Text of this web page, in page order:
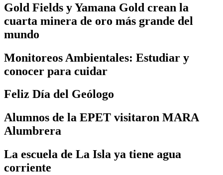
Gold Fields y Yamana Gold crean la
cuarta minera de oro más grande del
mundo
Monitoreos Ambientales: Estudiar y
conocer para cuidar
Feliz Día del Geólogo
Alumnos de la EPET visitaron MARA
Alumbrera
La escuela de La Isla ya tiene agua
corriente